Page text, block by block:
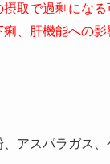
取で過剰にな
、肝機能への
、アスパラガス